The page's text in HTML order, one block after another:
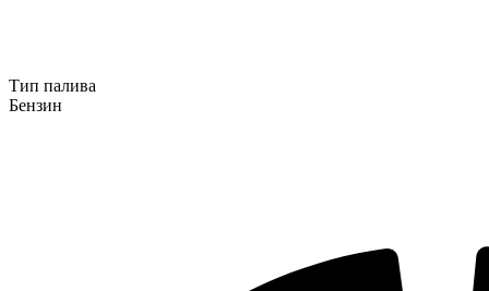
Тип палива
Бензин